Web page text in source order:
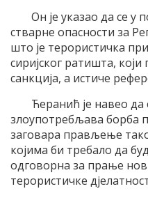
Он је указао да се у
стварне опасности за
што је терористичка
сиријског ратишта,
санкција, а истиче
Ћеранић је навео да
злоупотребљава борба
заговара прављење
којима би требало да
одговорна за прање
терористичке